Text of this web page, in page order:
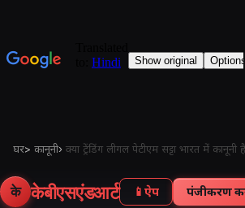
घर> कानूनी› क्या ट्रेंडिंग लीगल पेटीएम सट्टा भारत में
के केबीएसएंडआर्ट 📱 ऐप पंजीकरण